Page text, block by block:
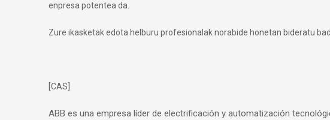
enpresa potentea da.
Zure ikasketak edota helburu profesionalak norabide honetan bideratu
[CAS]
ABB es una empresa líder de electrificación y automatización